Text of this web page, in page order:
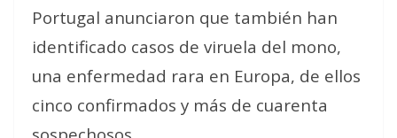
Portugal anunciaron que también han
identificado casos de viruela del mono,
una enfermedad rara en Europa, de ellos
cinco confirmados y más de cuarenta